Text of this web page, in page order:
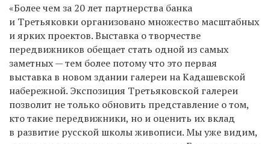
«Более чем за 20 лет партнерства банка
и Третьяковки организовано множество масштабных
и ярких проектов. Выставка о творчестве
передвижников обещает стать одной из самых
заметных — тем более потому что это первая
выставка в новом здании галереи на Кадашевской
набережной. Экспозиция Третьяковской галереи
позволит не только обновить представление о том,
кто такие передвижники, но и оценить их вклад
в развитие русской школы живописи. Мы уже видим,